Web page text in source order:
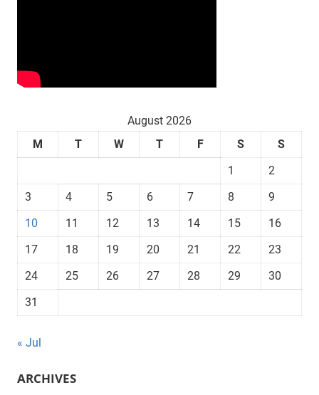
August 2026
M
T W T F S
S
1
2
3
4 5 6 7 8
9
10
11 12 13 14 15
16
17
18 19 20 21 22
23
24
25 26 27 28 29
30
31
« Jul
ARCHIVES